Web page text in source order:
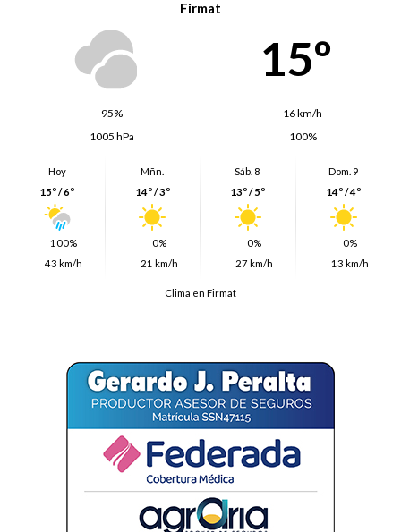
Firmat
15º
95%
16 km/h
1005 hPa
100%
Hoy
15º / 6º
100%
43 km/h
Mñn.
14º / 3º
0%
21 km/h
Sáb. 8
13º / 5º
0%
27 km/h
Dom. 9
14º / 4º
0%
13 km/h
Clima en Firmat